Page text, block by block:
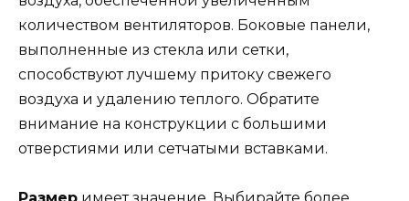
количеством вентиляторов. Боковые панели,
выполненные из стекла или сетки,
способствуют лучшему притоку свежего
воздуха и удалению теплого. Обратите
внимание на конструкции с большими
отверстиями или сетчатыми вставками.